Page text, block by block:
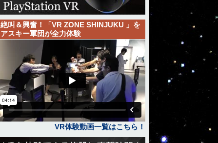
絶叫＆興奮！「VR ZONE SHINJUKU 」を
アスキー軍団が全力体験
VR体験動画一覧はこちら！